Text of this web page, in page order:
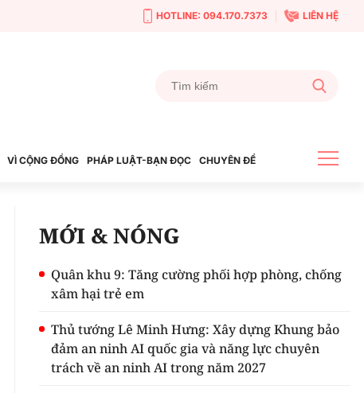
HOTLINE: 094.170.7373 LIÊN HỆ
VÌ CỘNG ĐỒNG PHÁP LUẬT-BẠN ĐỌC CHUYÊN ĐỀ
MỚI & NÓNG
Quân khu 9: Tăng cường phối hợp phòng, chống
xâm hại trẻ em
Thủ tướng Lê Minh Hưng: Xây dựng Khung bảo
đảm an ninh AI quốc gia và năng lực chuyên
trách về an ninh AI trong năm 2027